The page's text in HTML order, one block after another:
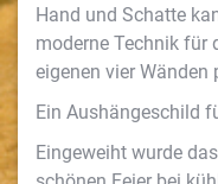
Hand und Schatte
moderne Technik für
eigenen vier Wänden
Ein Aushängeschild
Eingeweiht wurde